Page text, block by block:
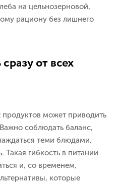
на цельнозерновой,
рациону без лишнего
от всех
может приводить
соблюдать баланс,
теми блюдами,
Такая гибкость в питании
и, со временем,
которые